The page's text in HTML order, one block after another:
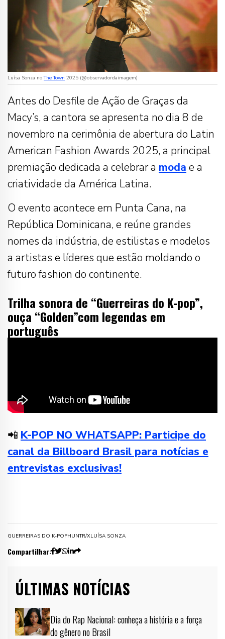
Luísa Sonza noThe Town 2025 (@observadordaimagem)
Antes do Desfile de Ação de Graças da
Macy’s, a cantora se apresenta no dia 8 de
novembro na cerimônia de abertura do Latin
American Fashion Awards 2025, a principal
premiação dedicada a celebrar a moda e a
criatividade da América Latina.
O evento acontece em Punta Cana, na
República Dominicana, e reúne grandes
nomes da indústria, de estilistas e modelos
a artistas e líderes que estão moldando o
futuro fashion do continente.
Trilha sonora de “Guerreiras do K-pop”,
ouça “Golden”com legendas em
português
📲 K-POP NO WHATSAPP: Participe do
canal da Billboard Brasil para notícias e
entrevistas exclusivas!
GUERREIRAS DO K-POPHUNTR/XLUÍSA SONZA
Compartilhar:
ÚLTIMAS NOTÍCIAS
Dia do Rap Nacional: conheça a história e a força
do gênero no Brasil